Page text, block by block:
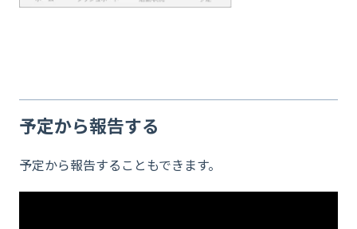
予定から報告する
予定から報告することもできます。